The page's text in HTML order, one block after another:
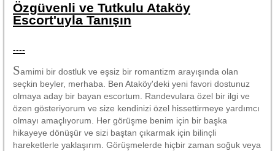
Özgüvenli ve Tutkulu Ataköy
Escort'uyla Tanışın
----
Samimi bir dostluk ve eşsiz bir romantizm arayışında olan
seçkin beyler, merhaba. Ben Ataköy'deki yeni favori dostunuz
olmaya aday bir bayan escortum. Randevulara özel bir ilgi ve
özen gösteriyorum ve size kendinizi özel hissettirmeye yardımcı
olmayı amaçlıyorum. Her görüşme benim için bir başka
hikayeye dönüşür ve sizi baştan çıkarmak için bilinçli
hareketlerle yaklaşırım. Görüşmelerde hiçbir zaman soğuk veya